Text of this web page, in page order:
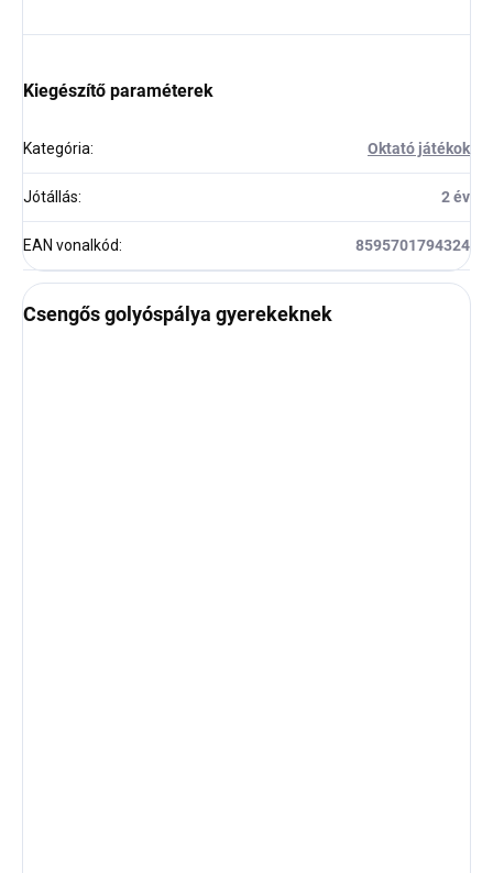
Kiegészítő paraméterek
Kategória: Oktató játékok
Jótállás: 2 év
EAN vonalkód: 8595701794324
Csengős golyóspálya gyerekeknek